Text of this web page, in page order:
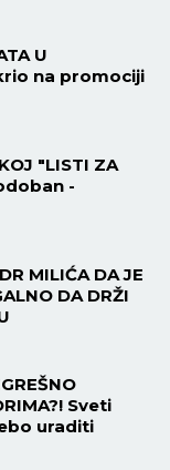
U
na promociji
"LISTI ZA
-
MILIĆA DA JE
DA DRŽI
Sveti
uraditi